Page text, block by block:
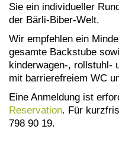
Sie ein individueller
der Bärli-Biber-Welt.
Wir empfehlen ein
gesamte Backstube
kinderwagen-, rollstuhl-
mit barrierefreiem WC
Eine Anmeldung ist
Reservation . Für
798 90 19.